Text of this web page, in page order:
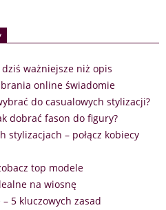
ważniejsze niż opis
online świadomie
do casualowych stylizacji?
dobrać fason do figury?
stylizacjach – połącz kobiecy
top modele
na wiosnę
5 kluczowych zasad